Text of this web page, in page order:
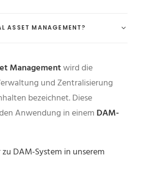
ASSET MANAGEMENT?
Managementwird die
und Zentralisierung
bezeichnet. Diese
Anwendung in einem DAM-
zu DAM-System in unserem